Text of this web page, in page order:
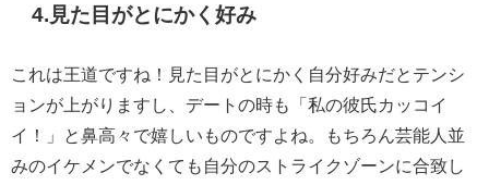
4.見た目がとにかく好み
これは王道ですね！見た目がとにかく自分好みだとテンシ
ョンが上がりますし、デートの時も「私の彼氏カッコイ
イ！」と鼻高々で嬉しいものですよね。もちろん芸能人並
みのイケメンでなくても自分のストライクゾーンに合致し